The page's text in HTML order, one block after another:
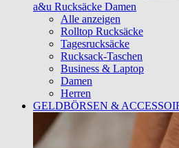
a&u Rucksäcke Damen
Alle anzeigen
Rolltop Rucksäcke
Tagesrucksäcke
Rucksack-Taschen
Business & Laptop
Damen
Herren
GELDBÖRSEN &